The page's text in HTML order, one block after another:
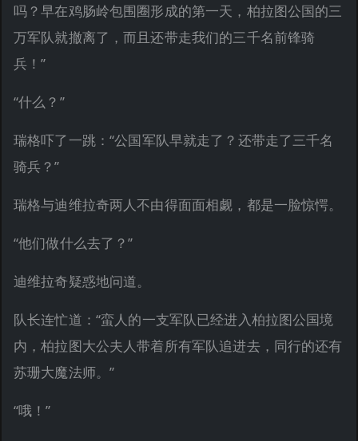
吗？早在鸡肠岭包围圈形成的第一天，柏拉图公国的三
万军队就撤离了，而且还带走我们的三千名前锋骑
兵！”
“什么？”
瑞格吓了一跳：“公国军队早就走了？还带走了三千名
骑兵？”
瑞格与迪维拉奇两人不由得面面相觑，都是一脸惊愕。
“他们做什么去了？”
迪维拉奇疑惑地问道。
队长连忙道：“蛮人的一支军队已经进入柏拉图公国境
内，柏拉图大公夫人带着所有军队追进去，同行的还有
苏珊大魔法师。”
“哦！”